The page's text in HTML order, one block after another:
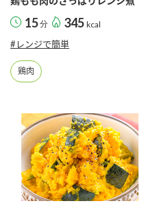
15分 345 kcal
#レンジで簡単
鶏肉